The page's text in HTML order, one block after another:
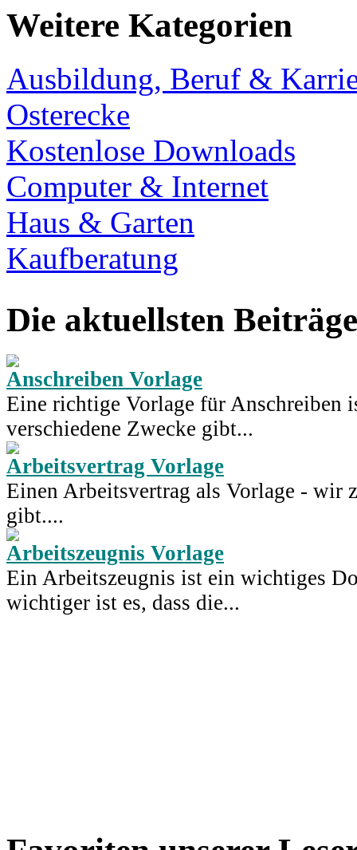
Weitere Kategorien
Ausbildung, Beruf &
Osterecke
Kostenlose Downloads
Computer & Internet
Haus & Garten
Kaufberatung
Die aktuellsten Beiträge
Anschreiben Vorlage
Eine richtige Vorlage für Anschreiben
verschiedene Zwecke gibt...
Arbeitsvertrag Vorlage
Einen Arbeitsvertrag als Vorlage - wir
gibt....
Arbeitszeugnis Vorlage
Ein Arbeitszeugnis ist ein wichtiges
wichtiger ist es, dass die...